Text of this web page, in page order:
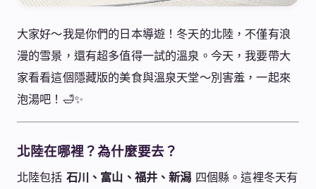
大家好～我是你們的日本導遊！冬天的北陸，不僅有浪
漫的雪景，還有超多值得一試的溫泉。今天，我要帶大
家看看這個隱藏版的美食與溫泉天堂～別害羞，一起來
泡湯吧！🛁✨
北陸在哪裡？為什麼要去？
北陸包括 石川、富山、福井、新潟 四個縣。這裡冬天有